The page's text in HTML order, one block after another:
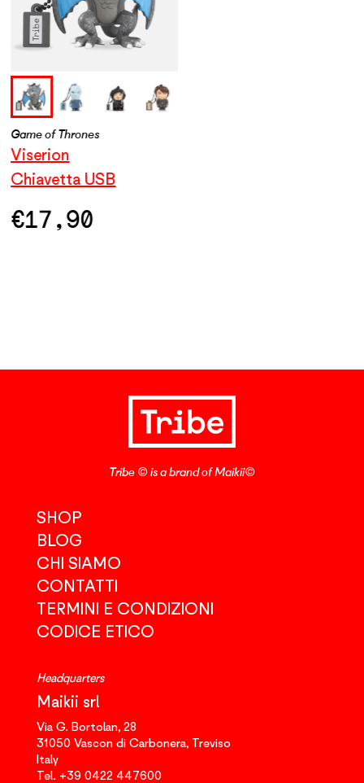
Game of Thrones
Viserion
Chiavetta USB
€17,90
Tribe © is a brand of Maikii©
SHOP
BLOG
CHI SIAMO
CONTATTI
TERMINI E CONDIZIONI
CODICE ETICO
Headquarters
Maikii srl
Via G. Bortolan, 28
31050 Vascon di Carbonera,Treviso
Italy
Tel. +39 0422 447600